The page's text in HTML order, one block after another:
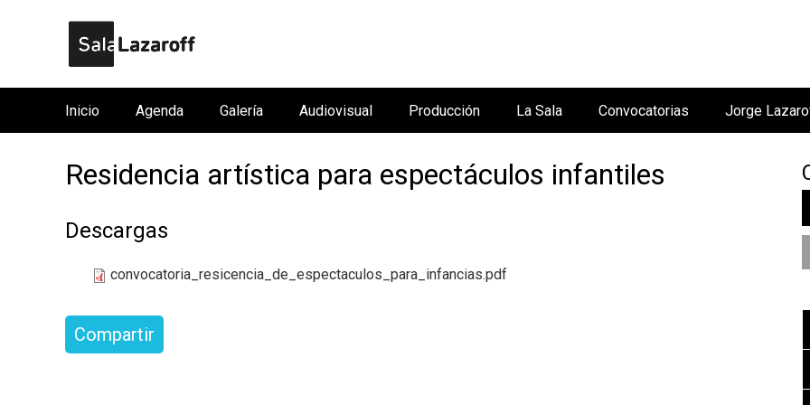
Residencia artística para espectáculos infantiles
Descargas
convocatoria_resicencia_de_espectaculos_para_infancias.pdf
Compartir
n
p
c
i
Inicio Agenda Galería Audiovisual Producción La Sala Convocatorias Jorge